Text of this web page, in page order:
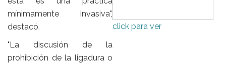
mínimamente invasiva",
destacó.
"La discusión de la
prohibición de la ligadura o
click para ver